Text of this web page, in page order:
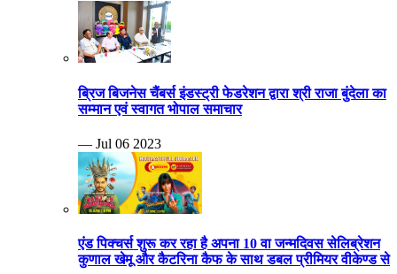
ब्रिज बिजनेस चैंबर्स इंडस्ट्री फेडरेशन द्वारा श्री राजा बुंदेला का
सम्मान एवं स्वागत भोपाल समाचार
— Jul 06 2023
एंड पिक्चर्स शुरू कर रहा है अपना 10 वा जन्मदिवस सेलिब्रेशन
कुणाल खेमू और कैटरिना कैफ के साथ डबल प्रीमियर वीकेण्ड से